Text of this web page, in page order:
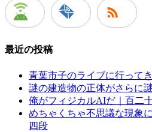
最近の投稿
青葉市子のライブに行って
謎の建造物の正体がさらに
俺がフィジカルAIだ｜百二
めちゃくちゃ不思議な現象
四段